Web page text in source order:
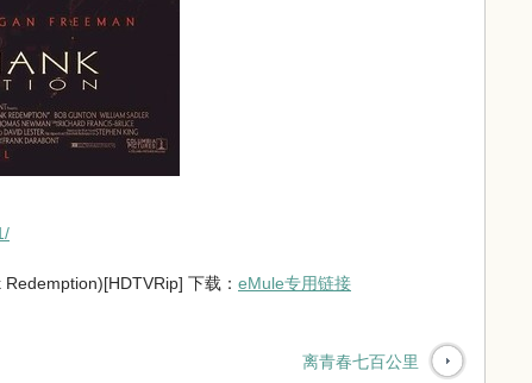
下载： eMule专用链接
离青春七百公里